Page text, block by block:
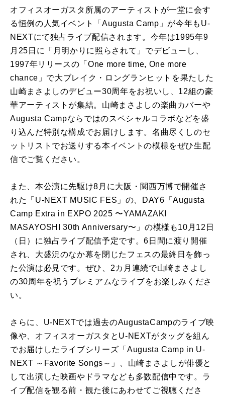
オフィスオーガスタ所属のアーティストが一堂に会す
る恒例の人気イベント「Augusta Camp 」が今年も U-
NEXTにて独占ライブ配信されます。今年は1995年9
月 25 日に「月明かりに照らされて」でデビューし、
1997年リリースの「One more time, One more
chance 」で大ブレイク・ロングランヒットを果たした
山崎まさよしのデビュー30周年をお祝いし、 12組の豪
華アーティストが集結。山崎まさよしの楽曲カバーや
Augusta Campならではのスペシャルコラボなどを盛
り込んだ特別な構成でお届けします。名曲尽くしのセ
ットリストでお送りする本イベントの模様をぜひ生配
信でご覧ください。
また、本公演に先駆け8 月に大阪・関西万博で開催さ
れた「 U-NEXT MUSIC FES 」の、 DAY6 「Augusta
Camp Extra in EXPO 2025 〜YAMAZAKI
MASAYOSHI 30th Anniversary〜」の模様も10 月 12 日
（日）に独占ライブ配信予定です。6 日間に渡り開催
され、大盛況のなか幕を閉じたフェスの最終日を飾っ
た公演は必見です。ぜひ、 2カ月連続で山崎まさよし
の30周年を祝うプレミアムなライブをお楽しみくださ
い。
さらに、 U-NEXTでは過去のAugustaCampのライブ映
像や、オフィスオーガスタと U-NEXTがタッグを組ん
でお届けしたライブシリーズ「 Augusta Camp in U-
NEXT ～ Favorite Songs ～」、山崎まさよしが俳優と
して出演した映画やドラマなども多数配信中です。ラ
イブ配信を観る前・観た後にあわせてご視聴くださ